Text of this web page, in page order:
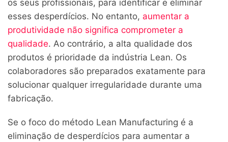
os seus profissionais, para identificar e eliminar
esses desperdícios. No entanto, aumentar a
produtividade não significa comprometer a
qualidade. Ao contrário, a alta qualidade dos
produtos é prioridade da indústria Lean. Os
colaboradores são preparados exatamente para
solucionar qualquer irregularidade durante uma
fabricação.
Se o foco do método Lean Manufacturing é a
eliminação de desperdícios para aumentar a